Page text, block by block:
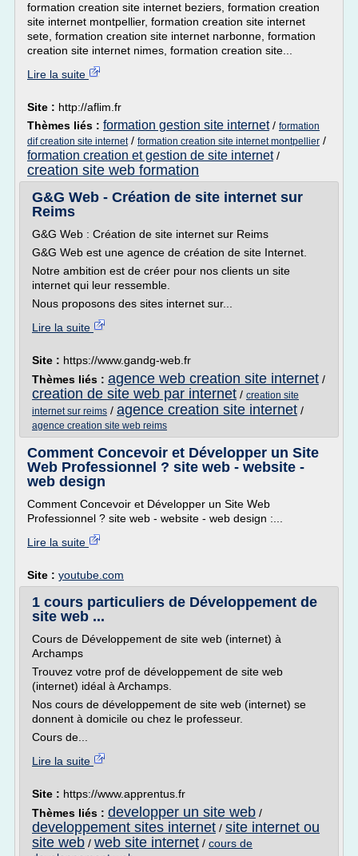
formation creation site internet beziers, formation creation
site internet montpellier, formation creation site internet
sete, formation creation site internet narbonne, formation
creation site internet nimes, formation creation site...
Lire la suite
Site : http://aflim.fr
Thèmes liés : formation gestion site internet/ formation
dif creation site internet/ formation creation site internet montpellier /
formation creation et gestion de site internet/
creation site web formation
G&G Web - Création de site internet sur
Reims
G&G Web : Création de site internet sur Reims
G&G Web est une agence de création de site Internet.
Notre ambition est de créer pour nos clients un site
internet qui leur ressemble.
Nous proposons des sites internet sur...
Lire la suite
Site : https://www.gandg-web.fr
Thèmes liés : agence web creation site internet /
creation de site web par internet / creation site
internet sur reims / agence creation site internet /
agence creation site web reims
Comment Concevoir et Développer un Site
Web Professionnel ? site web - website -
web design
Comment Concevoir et Développer un Site Web
Professionnel ? site web - website - web design :...
Lire la suite
Site : youtube.com
1 cours particuliers de Développement de
site web ...
Cours de Développement de site web (internet) à
Archamps
Trouvez votre prof de développement de site web
(internet) idéal à Archamps.
Nos cours de développement de site web (internet) se
donnent à domicile ou chez le professeur.
Cours de...
Lire la suite
Site : https://www.apprentus.fr
Thèmes liés : developper un site web /
developpement sites internet / site internet ou
site web / web site internet / cours de